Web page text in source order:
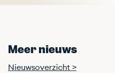
Meer nieuws
Nieuwsoverzicht >